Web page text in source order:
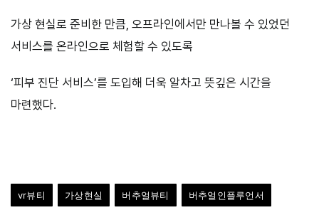
가상 현실로 준비한 만큼, 오프라인에서만 만나볼 수 있었던
서비스를 온라인으로 체험할 수 있도록
‘피부 진단 서비스’를 도입해 더욱 알차고 뜻깊은 시간을
마련했다.
vr뷰티 가상현실 버추얼뷰티 버추얼인플루언서